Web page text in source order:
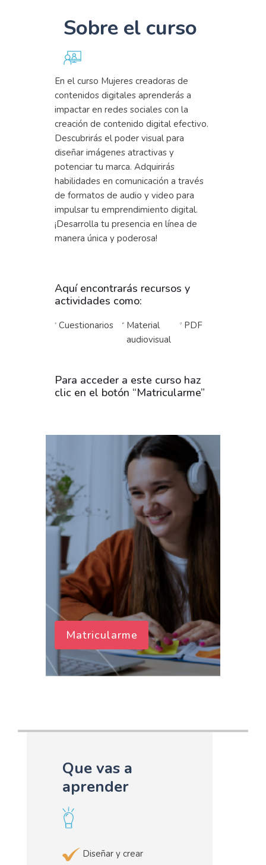
Sobre el curso
En el curso Mujeres creadoras de
contenidos digitales aprenderás a
impactar en redes sociales con la
creación de contenido digital efectivo.
Descubrirás el poder visual para
diseñar imágenes atractivas y
potenciar tu marca. Adquirirás
habilidades en comunicación a través
de formatos de audio y video para
impulsar tu emprendimiento digital.
¡Desarrolla tu presencia en línea de
manera única y poderosa!
Aquí encontrarás recursos y
actividades como:
Cuestionarios
Material
audiovisual
PDF
Para acceder a este curso haz
clic en el botón “Matricularme”
Matricularme
Que vas a
aprender
Diseñar y crear